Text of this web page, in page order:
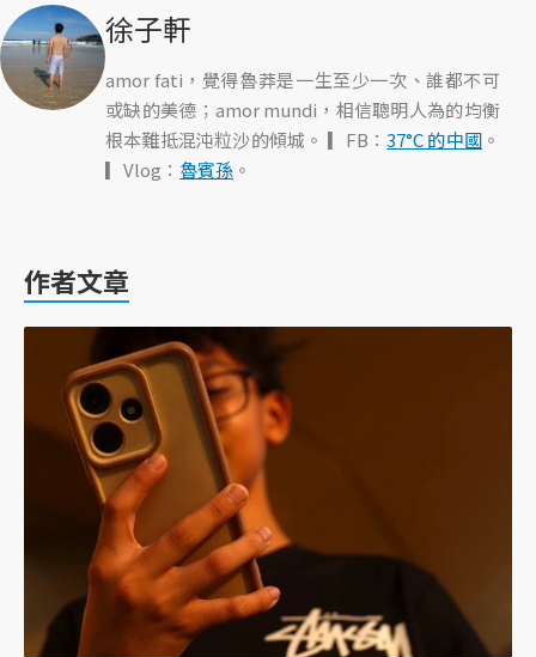
徐子軒
amor fati，覺得魯莽是一生至少一次、誰都不可
或缺的美德；amor mundi，相信聰明人為的均衡
根本難抵混沌粒沙的傾城。 ▎FB：37°C 的中國 。
▎Vlog： 魯賓孫 。
作者文章